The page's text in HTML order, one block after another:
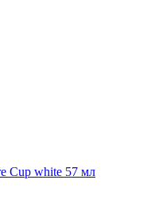
Cup white 57 мл